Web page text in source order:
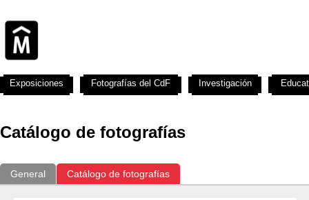
Catálogo de fotografías
General Catálogo de fotografías
Exposiciones Fotografías del CdF Investigación